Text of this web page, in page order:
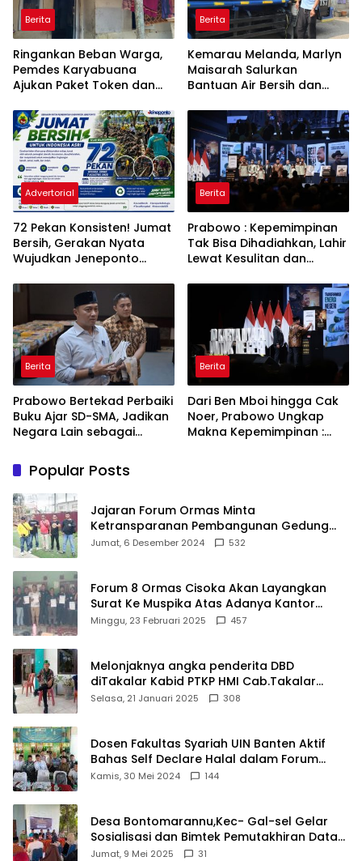
Berita
Ringankan Beban Warga,
Pemdes Karyabuana
Ajukan Paket Token dan
PLN
Berita
Kemarau Melanda, Marlyn
Maisarah Salurkan
Bantuan Air Bersih dan
Babakan Madang
Advertorial
72 Pekan Konsisten! Jumat
Bersih, Gerakan Nyata
Wujudkan Jeneponto
ASRI
Berita
Prabowo : Kepemimpinan
Tak Bisa Dihadiahkan, Lahir
Lewat Kesulitan dan
Berita
Prabowo Bertekad Perbaiki
Buku Ajar SD-SMA, Jadikan
Negara Lain sebagai
Berita
Dari Ben Mboi hingga Cak
Noer, Prabowo Ungkap
Makna Kepemimpinan :
Popular Posts
Jajaran Forum Ormas Minta
Ketransparanan Pembangunan Gedung
Damkar Di Kecamatan Cisoka
Jumat, 6 Desember 2024 532
Forum 8 Ormas Cisoka Akan Layangkan
Surat Ke Muspika Atas Adanya Kantor
Matel di Cisoka
Minggu, 23 Februari 2025 457
Melonjaknya angka penderita DBD
diTakalar Kabid PTKP HMI Cab.Takalar
angkat bicara
Selasa, 21 Januari 2025 308
Dosen Fakultas Syariah UIN Banten Aktif
Bahas Self Declare Halal dalam Forum
Ijtima Ulama MUI
Kamis, 30 Mei 2024 144
Desa Bontomarannu,Kec- Gal-sel Gelar
Sosialisasi dan Bimtek Pemutakhiran Data
ID
Jumat, 9 Mei 2025 31